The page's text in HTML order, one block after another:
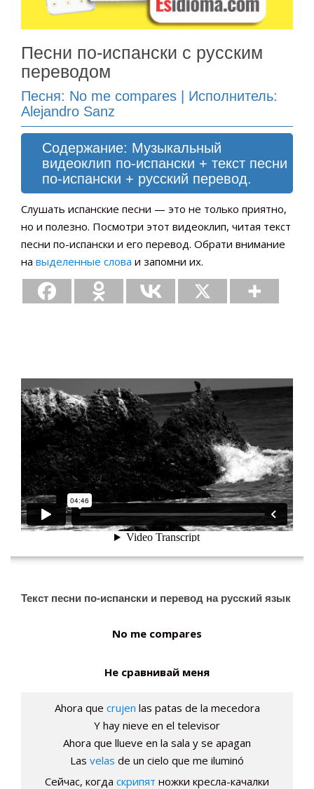
Песни по-испански с русским
переводом
Песня: No me compares | Исполнитель:
Alejandro Sanz
Содержание: Музыкальный
видеоклип по-испански + текст песни
по-испански + русский перевод.
Слушать испанские песни — это не только приятно,
но и полезно. Посмотри этот видеоклип, читая текст
песни по-испански и его перевод. Обрати внимание
на выделенные слова и запомни их.
[wp-video-floater]
Текст песни по-испански и перевод на русский язык
No me compares
Не сравнивай меня
Ahora que crujen las patas de la mecedora
Y hay nieve en el televisor
Ahora que llueve en la sala y se apagan
Las velas de un cielo que me iluminó
Сейчас, когда скрипят ножки кресла-качалки